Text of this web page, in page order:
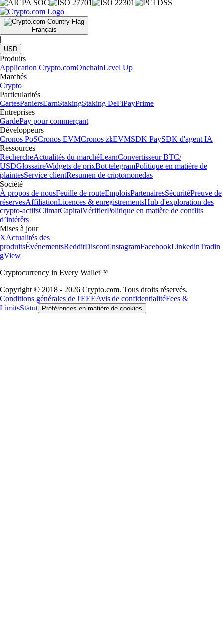
Français
|
USD
Produits
Application Crypto.comOnchainLevel Up
Marchés
Crypto
Particularités
CartesPaniersEarnStakingStaking DeFiPayPrime
Entreprises
GardePay pour commerçant
Développeurs
Cronos PoSCronos EVMCronos zkEVMSDK PaySDK d'agent IA
Ressources
RechercheActualités du marchéLearnConvertisseur BTC/
USDGlossaireWidgets de prixBot telegramPolitique en matière de
plaintesService clientResumen de criptomonedas
Société
À propos de nousFeuille de routeEmploisPartenairesSécuritéPreuve de
réservesAffiliationLicences & enregistrementsHub d'exploration des
crypto-actifsClimatCapitalVérifierPolitique en matière de conflits
d’intérêts
Mises à jour
XActualités des
produitsÉvénementsRedditDiscordInstagramFacebookLinkedinTradin
gView
Cryptocurrency in Every Wallet™
Copyright © 2018 - 2026 Crypto.com. Tous droits réservés.
Conditions générales de l'EEEAvis de confidentialitéFees &
LimitsStatut Préférences en matière de cookies